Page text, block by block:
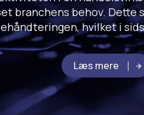
branchens behov. Dette
hvilket i
Læs mere